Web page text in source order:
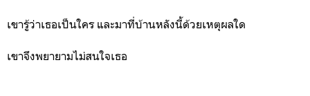
เขารู้ว่าเธอเป็นใคร และมาที่บ้านหลังนี้ด้วยเหตุผลใด
เขาจึงพยายามไม่สนใจเธอ